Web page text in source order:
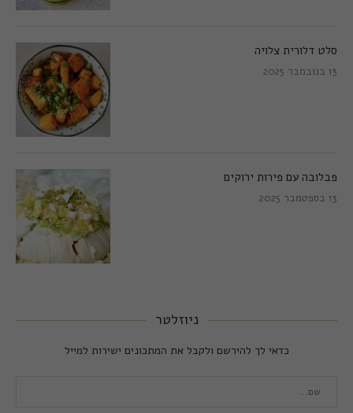
סלט דלורית צלויה
13 בנובמבר 2025
פבלובה עם פירות ירוקים
13 בספטמבר 2025
ניוזלטר
כדאי לך להירשם ולקבל את המתכונים ישירות למייל